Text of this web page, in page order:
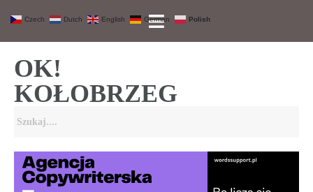
OK!
KOŁOBRZEG
Czech Dutch English German Polish